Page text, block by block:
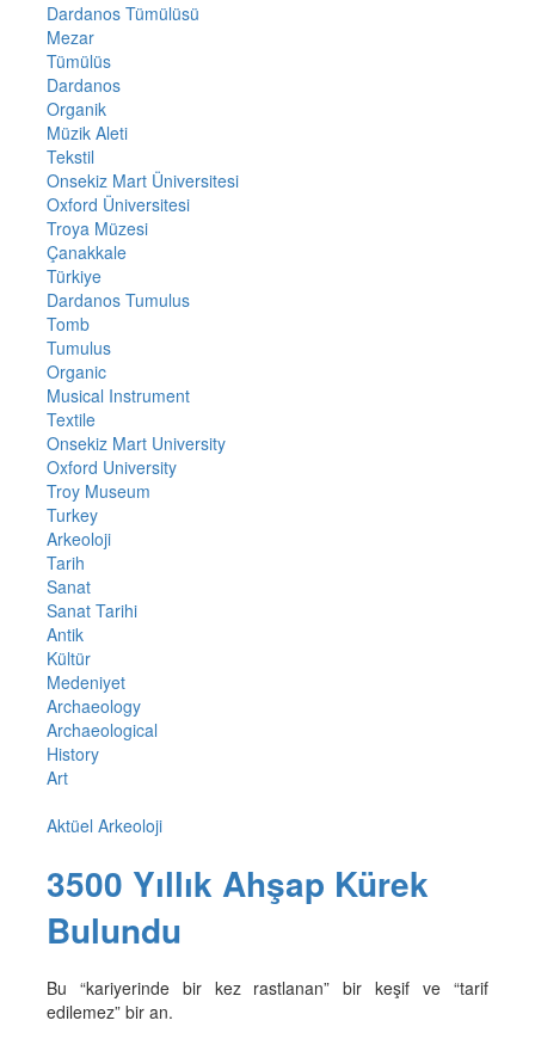
Dardanos Tümülüsü
Mezar
Tümülüs
Dardanos
Organik
Müzik Aleti
Tekstil
Onsekiz Mart Üniversitesi
Oxford Üniversitesi
Troya Müzesi
Çanakkale
Türkiye
Dardanos Tumulus
Tomb
Tumulus
Organic
Musical Instrument
Textile
Onsekiz Mart University
Oxford University
Troy Museum
Turkey
Arkeoloji
Tarih
Sanat
Sanat Tarihi
Antik
Kültür
Medeniyet
Archaeology
Archaeological
History
Art
Aktüel Arkeoloji
3500 Yıllık Ahşap Kürek
Bulundu
Bu “kariyerinde bir kez rastlanan” bir keşif ve “tarif
edilemez” bir an.